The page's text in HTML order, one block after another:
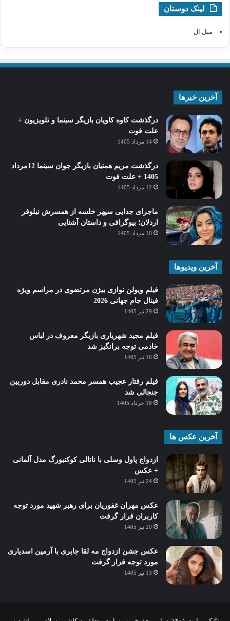
لینک دوستان
مبل ال
آخرین خبرها
درگذشت کاوه کاویان بازیگر سینما و تلویزیون +
علت فوت
14 مرداد 1405
درگذشت مریم همتیان بازیگر جوان سینما 12مرداد
1405 + علت فوت
12 مرداد 1405
ماجرای جدایی سپهر خلسه از همسرش نیلوفر
اردلان؛ بیوگرافی و داستان آشنایی
10 مرداد 1405
آخرین ویدیوها
فیلم ویولن نوازی بیژن مرتضوی در مراسم ویژه
فینال جام جهانی 2026
29 تیر 1405
فیلم مجید شهریاری بازیگر معروف در لباس
خادمی توجه برانگیز شد
16 تیر 1405
فیلم رفتار عجیب همسر محمد نادری مقابل دوربین
جنجالی شد
18 خرداد 1405
آخرین عکس ها
ازدواج پاول وسلی با ناتالی کوکنبورگ مدل آلمانی
+ عکس
24 تیر 1405
عکس مهران غفوریان برای رهبر شهید مورد توجه
کاربران قرار گرفت
20 تیر 1405
عکس جشن ازدواج مه لقا جابری با آرمین اسدیاری
مورد توجه قرار گرفت
13 تیر 1405